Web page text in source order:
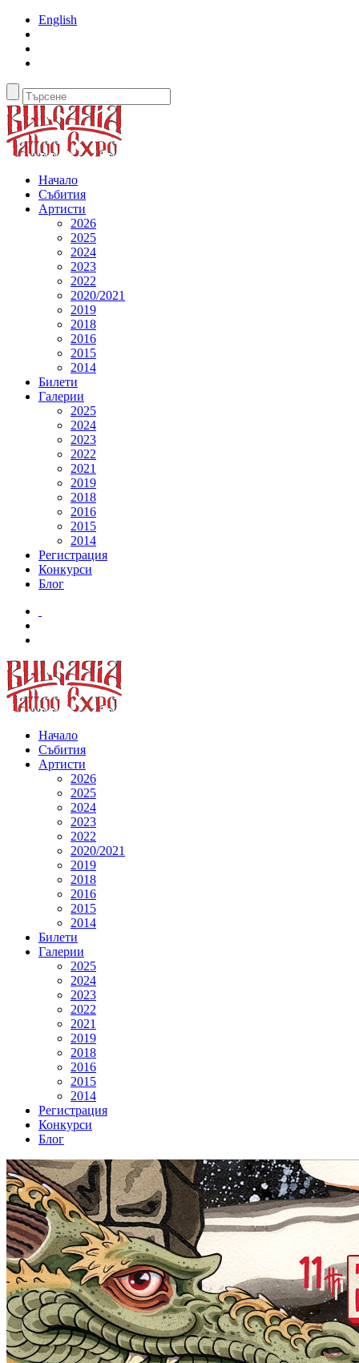
English
Начало
Събития
Артисти
2026
2025
2024
2023
2022
2020/2021
2019
2018
2016
2015
2014
Билети
Галерии
2025
2024
2023
2022
2021
2019
2018
2016
2015
2014
Регистрация
Конкурси
Блог
Начало
Събития
Артисти
2026
2025
2024
2023
2022
2020/2021
2019
2018
2016
2015
2014
Билети
Галерии
2025
2024
2023
2022
2021
2019
2018
2016
2015
2014
Регистрация
Конкурси
Блог